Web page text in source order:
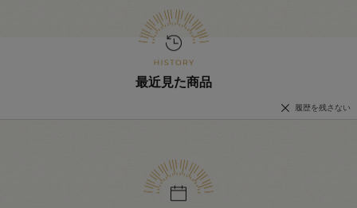
最近見た商品
履歴を残さない